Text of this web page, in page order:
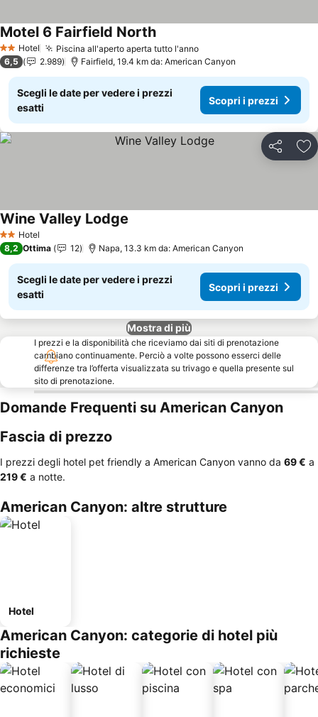
2 StelleHotel Piscina all'aperto aperta tutto l'anno
Motel 6 Fairfield North
6,5 2.989 Fairfield, 19.4 km da: American Canyon
Scegli le date per vedere i prezzi
esatti
Scopri i prezzi
Condividi
2 StelleHotel
Wine Valley Lodge
8,2 Ottima 12 Napa, 13.3 km da: American Canyon
Scegli le date per vedere i prezzi
esatti
Scopri i prezzi
Mostra di più
I prezzi e la disponibilità che riceviamo dai siti di prenotazione
cambiano continuamente. Perciò a volte possono esserci delle
differenze tra l’offerta visualizzata su trivago e quella presente sul
sito di prenotazione.
Domande Frequenti su American Canyon
Fascia di prezzo
I prezzi degli hotel pet friendly a American Canyon vanno da ‎69 € a
‎219 € a notte.
American Canyon: altre strutture
Hotel
American Canyon: categorie di hotel più
richieste